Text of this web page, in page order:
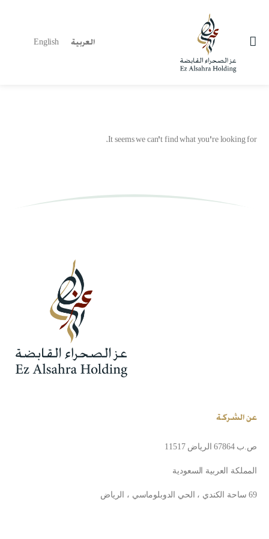
العربية English
It seems we can't find what you're looking for.
عن الشركة
ص.ب 67864 الرياض 11517
المملكة العربية السعودية
69 ساحة الكندي ، الحي الدوبلوماسي ، الرياض